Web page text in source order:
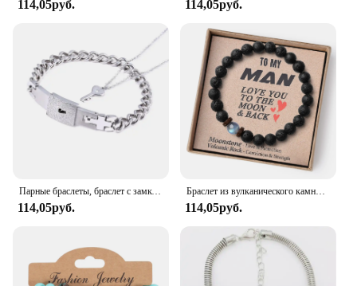
114,05руб. 114,05руб.
Парные браслеты, браслет с замком в форме сердца и ожерелье с ключом, чокер из нержавеющей стали, ювелирные изделия для влюбленных
114,05руб.
Браслет из вулканического камня Kirykle для моего сына, эластичная веревка, подарок отцу на День отца, браслет из вулканического камня лунного камня для мужчин и женщин
114,05руб.